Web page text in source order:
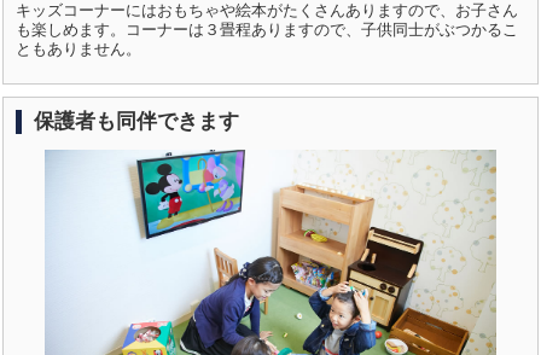
キッズコーナーにはおもちゃや絵本がたくさんありますので、お子さん
も楽しめます。コーナーは３畳程ありますので、子供同士がぶつかるこ
ともありません。
保護者も同伴できます